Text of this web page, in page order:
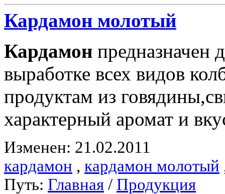
Кардамон молотый
Кардамон предназначен
выработке всех видов
продуктам из
характерный аромат и
Изменен: 21.02.2011
кардамон , кардамон молотый
Путь: Главная / Продукция